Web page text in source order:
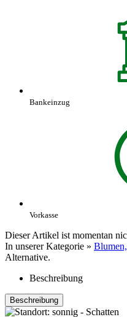
Bankeinzug
Vorkasse
Dieser Artikel ist momentan
In unserer Kategorie »
Alternative.
Beschreibung
Beschreibung